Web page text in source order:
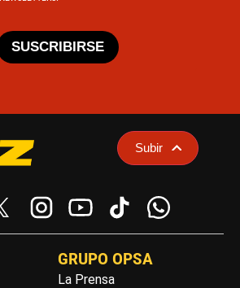
SUSCRIBIRSE
Subir
GRUPO OPSA
La Prensa